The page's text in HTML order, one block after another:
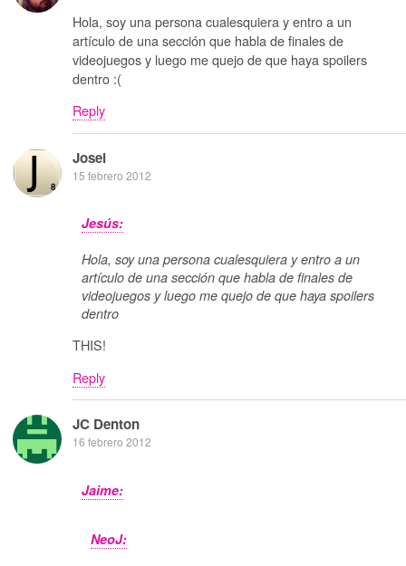
Hola, soy una persona cualesquiera y entro a un
artículo de una sección que habla de finales de
videojuegos y luego me quejo de que haya spoilers
dentro :(
Reply
Josei
15 febrero 2012
Jesús:
Hola, soy una persona cualesquiera y entro a un
artículo de una sección que habla de finales de
videojuegos y luego me quejo de que haya spoilers
dentro
THIS!
Reply
JC Denton
16 febrero 2012
Jaime:
NeoJ: